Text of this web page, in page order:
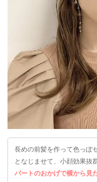
長めの前髪を作って色っぽ
となじませて、小顔効果抜
パートのおかげで横から見